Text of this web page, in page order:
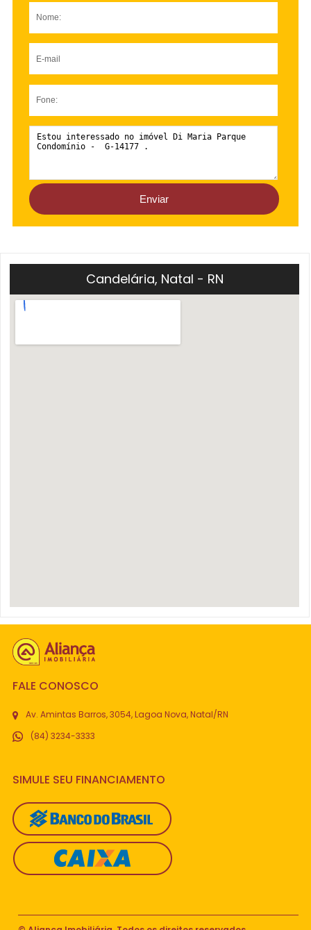
Candelária, Natal - RN
FALE CONOSCO
Av. Amintas Barros, 3054, Lagoa Nova, Natal/RN
(84) 3234-3333
SIMULE SEU FINANCIAMENTO